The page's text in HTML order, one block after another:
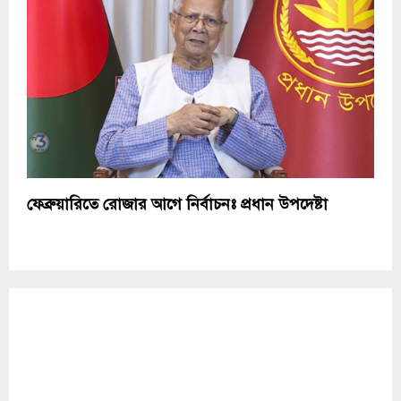
ফেব্রুয়ারিতে রোজার আগে নির্বাচনঃ প্রধান উপদেষ্টা